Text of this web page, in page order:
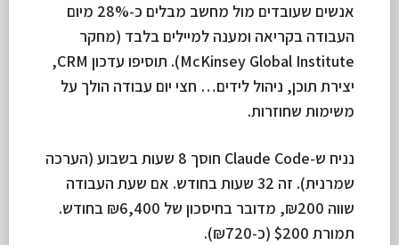
אנשים שעובדים מול מחשב מבלים כ-28% מיום
העבודה בקריאה ומענה למיילים בלבד (מחקר
McKinsey Global Institute). תוסיפו עדכון CRM,
יצירת תוכן, ניהול לידים… חצי יום עבודה הולך על
משימות שחוזרות.
נניח ש-Claude Code חוסך 8 שעות בשבוע (הערכה
שמרנית). זה 32 שעות בחודש. אם שעת העבודה
שווה ₪200, מדובר בחיסכון של ₪6,400 בחודש.
תמורת $200 (כ-₪720).